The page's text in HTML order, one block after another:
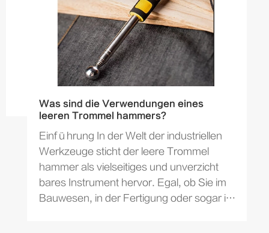
Was sind die Verwendungen eines
leeren Trommel hammers?
Einführung In der Welt der industriellen
Werkzeuge sticht der leere Trommel
hammer als vielseitiges und unverzicht
bares Instrument hervor. Egal, ob Sie im
Bauwesen, in der Fertigung oder sogar in